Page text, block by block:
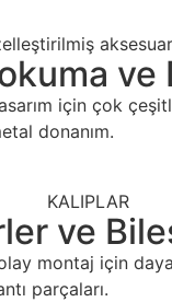
ve
için çok
donanım.
ve
montaj için
parçaları.